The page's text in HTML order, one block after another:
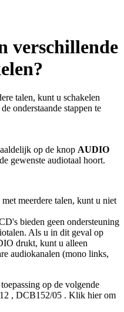
verschillende
talen, kunt u schakelen
onderstaande stappen te
op de knop AUDIO
gewenste audiotaal hoort.
meerdere talen, kunt u niet
bieden geen ondersteuning
Als u in dit geval op
drukt, kunt u alleen
audiokanalen (mono links,
op de volgende
, DCB152/05 . Klik hier om